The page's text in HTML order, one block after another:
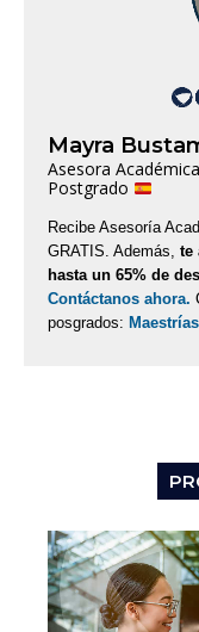
Mayra
Asesora
Postgrado
Recibe Asesoría
GRATIS. Además, te
hasta un 65% de
Contáctanos ahora.
posgrados: Maestrías